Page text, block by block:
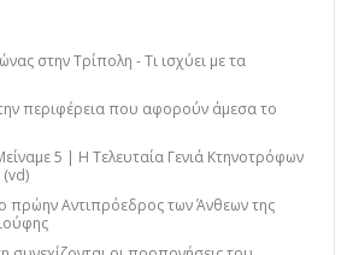
στην Τρίπολη - Τι ισχύει με τα
περιφέρεια που αφορούν άμεσα το
5 | Η Τελευταία Γενιά Κτηνοτρόφων
πρώην Αντιπρόεδρος των Άνθεων της